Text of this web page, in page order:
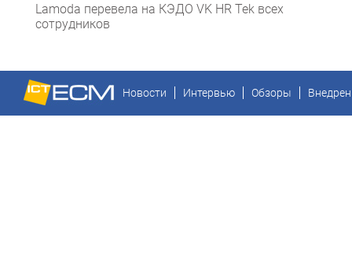
Lamoda перевела на КЭДО VK HR Tek всех
сотрудников
Новости Интервью Обзоры